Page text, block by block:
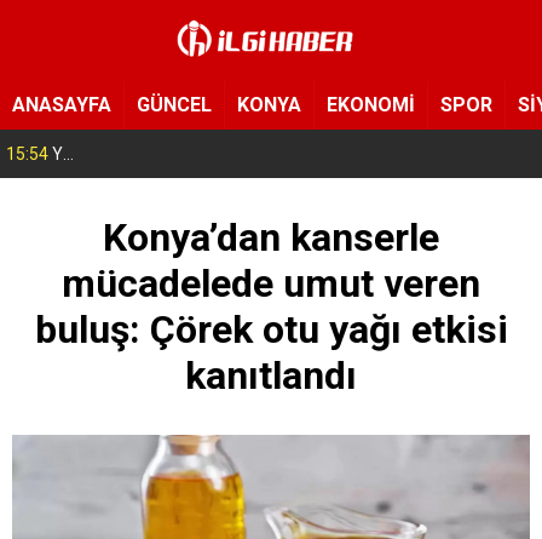
ANASAYFA GÜNCEL KONYA EKONOMİ SPOR
15:54Yeni Medya Cemiyeti’nden Hakimiyet Gazetesi’ne 30. yıl ziyareti
Konya’dan kanserle
mücadelede umut veren
buluş: Çörek otu yağı etkisi
kanıtlandı